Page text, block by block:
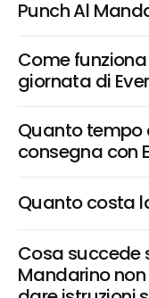
Punch Al
Come
giornata di
Quanto tempo
consegna con
Quanto costa
Cosa succede
Mandarino